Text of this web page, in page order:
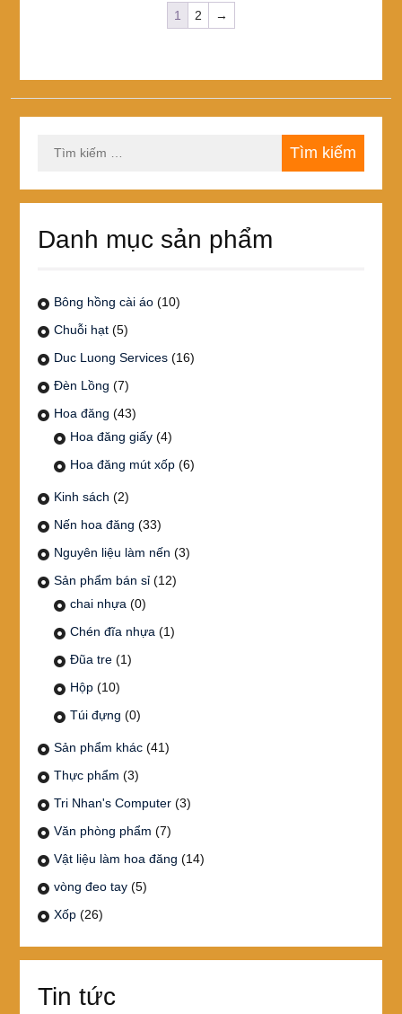
1 2 →
kiếm
Danh mục sản phẩm
Bông hồng cài áo (10)
Chuỗi hạt (5)
Duc Luong Services (16)
Đèn Lồng (7)
Hoa đăng (43)
Hoa đăng giấy (4)
Hoa đăng mút xốp (6)
Kinh sách (2)
Nến hoa đăng (33)
Nguyên liệu làm nến (3)
Sản phẩm bán sỉ (12)
chai nhựa (0)
Chén đĩa nhựa (1)
Đũa tre (1)
Hộp (10)
Túi đựng (0)
Sản phẩm khác (41)
Thực phẩm (3)
Tri Nhan's Computer (3)
Văn phòng phẩm (7)
Vật liệu làm hoa đăng (14)
vòng đeo tay (5)
Xốp (26)
Tin tức